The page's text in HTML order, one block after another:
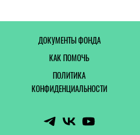
ДОКУМЕНТЫ ФОНДА
КАК ПОМОЧЬ
ПОЛИТИКА
КОНФИДЕНЦИАЛЬНОСТИ